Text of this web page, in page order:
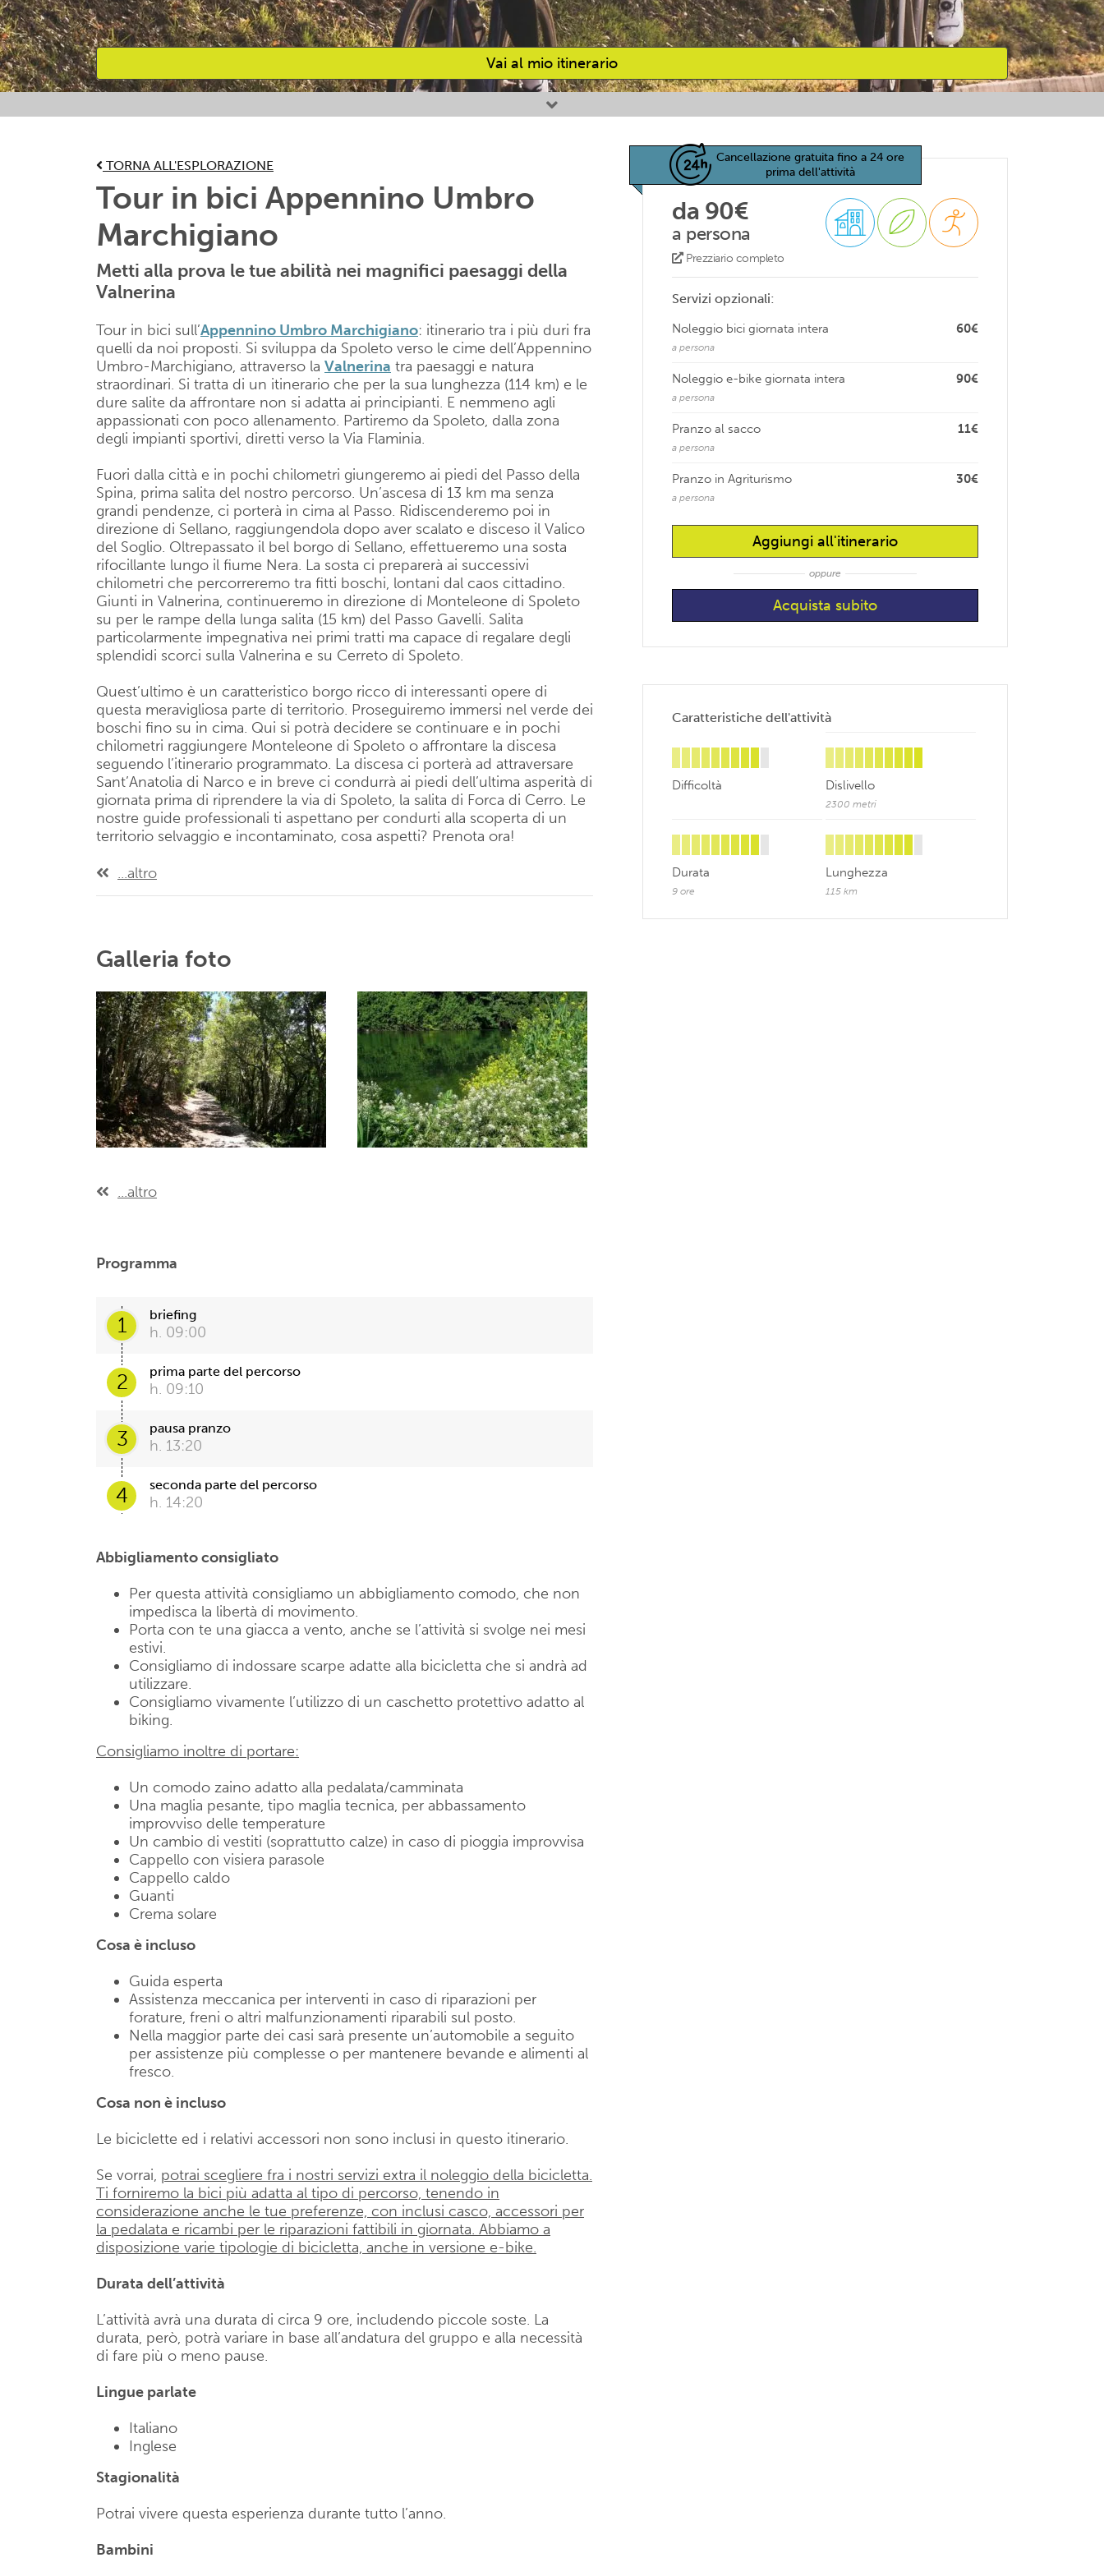
Vai al mio itinerario
Attività preferite
TORNA ALL'ESPLORAZIONE
Tour in bici Appennino Umbro
Marchigiano
Metti alla prova le tue abilità nei magnifici paesaggi della
Valnerina
Tour in bici sull’Appennino Umbro Marchigiano: itinerario tra i più duri fra
quelli da noi proposti. Si sviluppa da Spoleto verso le cime dell’Appennino
Umbro-Marchigiano, attraverso la Valnerina tra paesaggi e natura
straordinari. Si tratta di un itinerario che per la sua lunghezza (114 km) e le
dure salite da affrontare non si adatta ai principianti. E nemmeno agli
appassionati con poco allenamento. Partiremo da Spoleto, dalla zona
degli impianti sportivi, diretti verso la Via Flaminia.
Fuori dalla città e in pochi chilometri giungeremo ai piedi del Passo della
Spina, prima salita del nostro percorso. Un’ascesa di 13 km ma senza
grandi pendenze, ci porterà in cima al Passo. Ridiscenderemo poi in
direzione di Sellano, raggiungendola dopo aver scalato e disceso il Valico
del Soglio. Oltrepassato il bel borgo di Sellano, effettueremo una sosta
rifocillante lungo il fiume Nera. La sosta ci preparerà ai successivi
chilometri che percorreremo tra fitti boschi, lontani dal caos cittadino.
Giunti in Valnerina, continueremo in direzione di Monteleone di Spoleto
su per le rampe della lunga salita (15 km) del Passo Gavelli. Salita
particolarmente impegnativa nei primi tratti ma capace di regalare degli
splendidi scorci sulla Valnerina e su Cerreto di Spoleto.
Quest’ultimo è un caratteristico borgo ricco di interessanti opere di
questa meravigliosa parte di territorio. Proseguiremo immersi nel verde dei
boschi fino su in cima. Qui si potrà decidere se continuare e in pochi
chilometri raggiungere Monteleone di Spoleto o affrontare la discesa
seguendo l’itinerario programmato. La discesa ci porterà ad attraversare
Sant’Anatolia di Narco e in breve ci condurrà ai piedi dell’ultima asperità di
giornata prima di riprendere la via di Spoleto, la salita di Forca di Cerro. Le
nostre guide professionali ti aspettano per condurti alla scoperta di un
territorio selvaggio e incontaminato, cosa aspetti? Prenota ora!
...altro
Galleria foto
...altro
Programma
1 briefing
h. 09:00
2 prima parte del percorso
h. 09:10
3 pausa pranzo
h. 13:20
4 seconda parte del percorso
h. 14:20
Abbigliamento consigliato
Per questa attività consigliamo un abbigliamento comodo, che non
impedisca la libertà di movimento.
Porta con te una giacca a vento, anche se l’attività si svolge nei mesi
estivi.
Consigliamo di indossare scarpe adatte alla bicicletta che si andrà ad
utilizzare.
Consigliamo vivamente l’utilizzo di un caschetto protettivo adatto al
biking.
Consigliamo inoltre di portare:
Un comodo zaino adatto alla pedalata/camminata
Una maglia pesante, tipo maglia tecnica, per abbassamento
improvviso delle temperature
Un cambio di vestiti (soprattutto calze) in caso di pioggia improvvisa
Cappello con visiera parasole
Cappello caldo
Guanti
Crema solare
Cosa è incluso
Guida esperta
Assistenza meccanica per interventi in caso di riparazioni per
forature, freni o altri malfunzionamenti riparabili sul posto.
Nella maggior parte dei casi sarà presente un’automobile a seguito
per assistenze più complesse o per mantenere bevande e alimenti al
fresco.
Cosa non è incluso
Le biciclette ed i relativi accessori non sono inclusi in questo itinerario.
Se vorrai, potrai scegliere fra i nostri servizi extra il noleggio della bicicletta.
Ti forniremo la bici più adatta al tipo di percorso, tenendo in
considerazione anche le tue preferenze, con inclusi casco, accessori per
la pedalata e ricambi per le riparazioni fattibili in giornata. Abbiamo a
disposizione varie tipologie di bicicletta, anche in versione e-bike.
Durata dell’attività
L’attività avrà una durata di circa 9 ore, includendo piccole soste. La
durata, però, potrà variare in base all’andatura del gruppo e alla necessità
di fare più o meno pause.
Lingue parlate
Italiano
Inglese
Stagionalità
Potrai vivere questa esperienza durante tutto l’anno.
Bambini
Cancellazione gratuita fino a 24 ore
prima dell'attività
da 90€
a persona
Prezziario completo
Servizi opzionali:
60€
Noleggio bici giornata intera
a persona
90€
Noleggio e-bike giornata intera
a persona
11€
Pranzo al sacco
a persona
30€
Pranzo in Agriturismo
a persona
Aggiungi all'itinerario
oppure
Caratteristiche dell'attività
Difficoltà Dislivello
2300 metri
Durata
9 ore
Lunghezza
115 km